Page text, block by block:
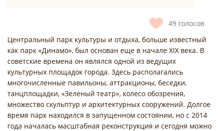
49 голосов
Центральный парк культуры и отдыха, больше известный
как парк «Динамо», был основан еще в начале XIX века. В
советские времена он являлся одной из ведущих
культурных площадок города. Здесь располагались
многочисленные павильоны, аттракционы, беседки,
танцплощадки, «Зеленый театр», колесо обозрения,
множество скульптур и архитектурных сооружений. Долгое
время парк находился в запущенном состоянии, но с 2014
года началась масштабная реконструкция и сегодня можно